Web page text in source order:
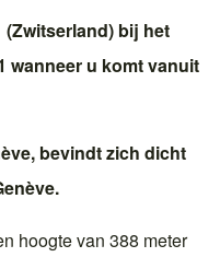
(Zwitserland) bij het
wanneer u komt vanuit
, bevindt zich dicht
.
hoogte van 388 meter